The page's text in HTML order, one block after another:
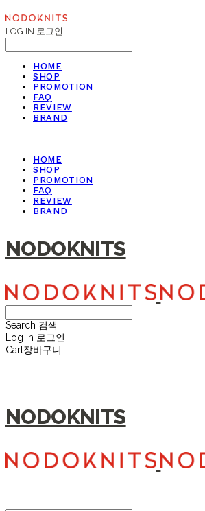
LOG IN 로그인
HOME
SHOP
PROMOTION
FAQ
REVIEW
BRAND
HOME
SHOP
PROMOTION
FAQ
REVIEW
BRAND
NODOKNITS
Search 검색
Log In 로그인
Cart장바구니
NODOKNITS